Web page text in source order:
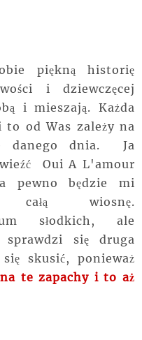
piękną historię
i dziewczęcej
i mieszają. Każda
od Was zależy na
danego dnia. Ja
Oui A L'amour
pewno będzie mi
całą wiosnę.
słodkich, ale
się druga
skusić, ponieważ
te zapachy i to aż